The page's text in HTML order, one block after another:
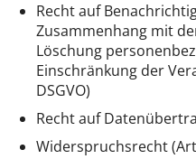
Recht auf
Zusammenhang mit
Löschung
Einschränkung der
DSGVO)
Recht auf
Widerspruchsrecht